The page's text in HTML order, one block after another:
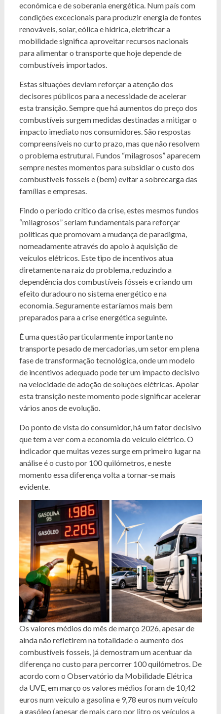
económica e de soberania energética. Num país com
condições excecionais para produzir energia de fontes
renováveis, solar, eólica e hídrica, eletrificar a
mobilidade significa aproveitar recursos nacionais
para alimentar o transporte que hoje depende de
combustíveis importados.
Estas situações deviam reforçar a atenção dos
decisores públicos para a necessidade de acelerar
esta transição. Sempre que há aumentos do preço dos
combustíveis surgem medidas destinadas a mitigar o
impacto imediato nos consumidores. São respostas
compreensíveis no curto prazo, mas que não resolvem
o problema estrutural. Fundos “milagrosos” aparecem
sempre nestes momentos para subsidiar o custo dos
combustíveis fosseis e (bem) evitar a sobrecarga das
famílias e empresas.
Findo o período crítico da crise, estes mesmos fundos
“milagrosos” seriam fundamentais para reforçar
políticas que promovam a mudança de paradigma,
nomeadamente através do apoio à aquisição de
veículos elétricos. Este tipo de incentivos atua
diretamente na raiz do problema, reduzindo a
dependência dos combustíveis fósseis e criando um
efeito duradouro no sistema energético e na
economia. Seguramente estaríamos mais bem
preparados para a crise energética seguinte.
É uma questão particularmente importante no
transporte pesado de mercadorias, um setor em plena
fase de transformação tecnológica, onde um modelo
de incentivos adequado pode ter um impacto decisivo
na velocidade de adoção de soluções elétricas. Apoiar
esta transição neste momento pode significar acelerar
vários anos de evolução.
Do ponto de vista do consumidor, há um fator decisivo
que tem a ver com a economia do veículo elétrico. O
indicador que muitas vezes surge em primeiro lugar na
análise é o custo por 100 quilómetros, e neste
momento essa diferença volta a tornar-se mais
evidente.
Os valores médios do mês de março 2026, apesar de
ainda não refletirem na totalidade o aumento dos
combustíveis fosseis, já demostram um acentuar da
diferença no custo para percorrer 100 quilómetros. De
acordo com o Observatório da Mobilidade Elétrica
da UVE, em março os valores médios foram de 10,42
euros num veículo a gasolina e 9,78 euros num veículo
a gasóleo (apesar de mais caro por litro os veículos a